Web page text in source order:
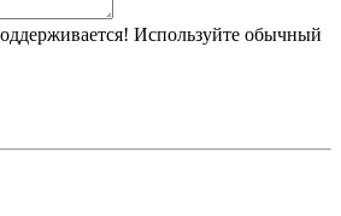
Используйте обычный